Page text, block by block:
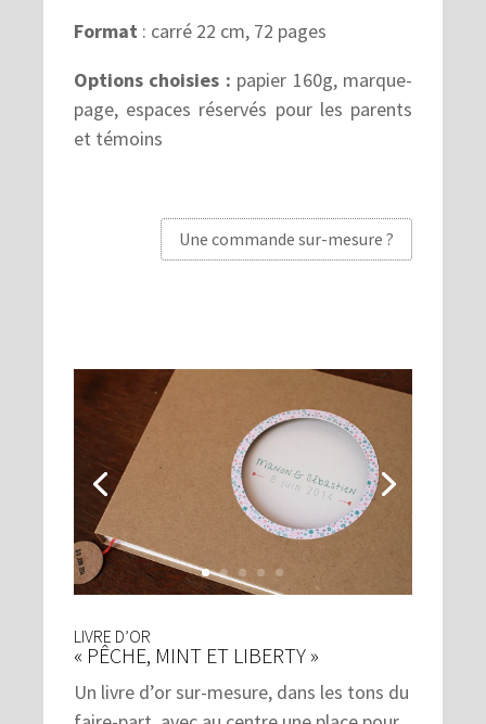
Format : carré 22 cm, 72 pages
Options choisies : papier 160g, marque-
page, espaces réservés pour les parents
et témoins
Une commande sur-mesure ?
LIVRE D’OR
« PÊCHE, MINT ET LIBERTY »
Un livre d’or sur-mesure, dans les tons du